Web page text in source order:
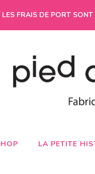
FRAIS DE PORT
LA PETITE